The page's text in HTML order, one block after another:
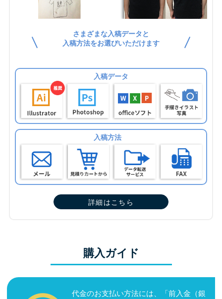
さまざまな入稿データと
入稿方法をお選びいただけます
入稿データ
入稿方法
詳細はこちら
購入ガイド
代金のお支払い方法には、「前入金（銀